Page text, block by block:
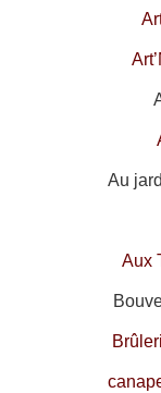
Au
Aux